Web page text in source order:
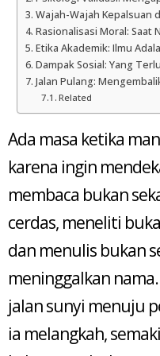
Wajah-Wajah Kepalsuan
Rasionalisasi Moral: Saat
Etika Akademik: Ilmu
Dampak Sosial: Yang
Jalan Pulang:
Related
Ada masa ketika
karena ingin
membaca bukan
cerdas, meneliti
dan menulis bukan
meninggalkan
jalan sunyi menuju
ia melangkah,